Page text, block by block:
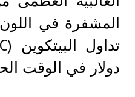
المشفرة في اللون
دولار في الوقت